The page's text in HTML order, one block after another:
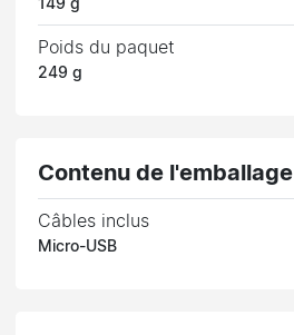
149 g
Poids du paquet
249 g
Contenu de l'emballage
Câbles inclus
Micro-USB